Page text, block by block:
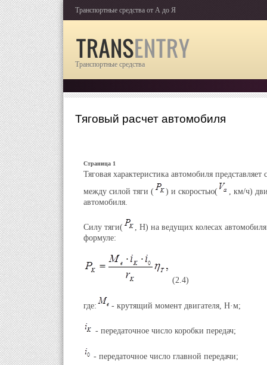
Транспортные средства от А до Я
Транспортные средства
Тяговый расчет автомобиля
Страница 1
Тяговая характеристика автомобиля представляет
между силой тяги (
) и скоростью(
, км/ч)
автомобиля.
Силу тяги(
, Н) на ведущих колесах
формуле:
(2.4)
где: - крутящий момент двигателя, Н·м;
- передаточное число коробки передач;
- передаточное число главной передачи;